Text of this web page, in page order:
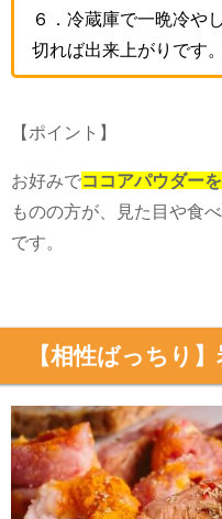
６．冷蔵庫で一晩冷や
切れば出来上がりです。
【ポイント】
お好みでココアパウダー
ものの方が、見た目や食
です。
【相性ばっちり